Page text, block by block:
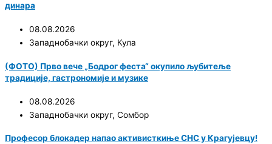
динара
08.08.2026
Западнобачки округ, Кула
(ФОТО) Прво вече „Бодрог феста“ окупило љубитеље
традиције, гастрономије и музике
08.08.2026
Западнобачки округ, Сомбор
Професор блокадер напао активисткиње СНС у Крагујевцу!